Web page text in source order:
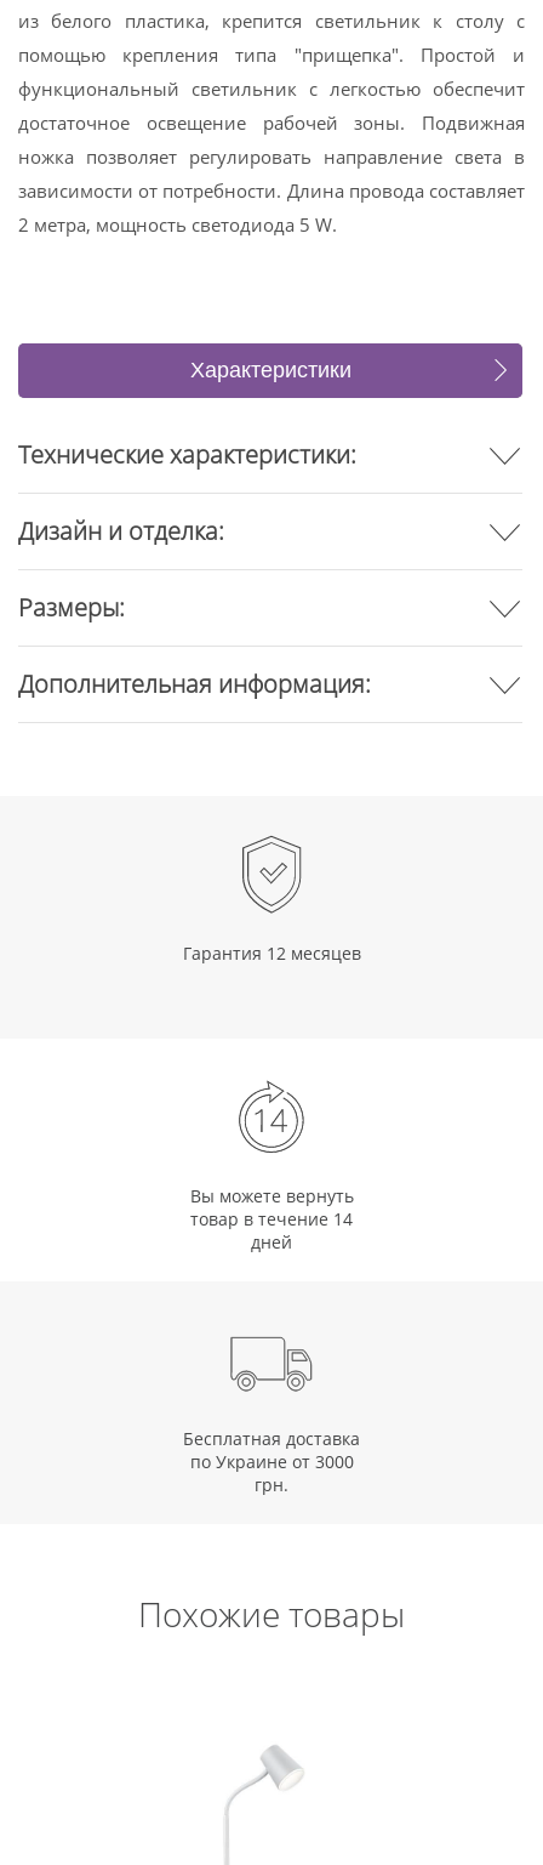
из белого пластика, крепится светильник к столу с
помощью крепления типа "прищепка". Простой и
функциональный светильник с легкостью обеспечит
достаточное освещение рабочей зоны. Подвижная
ножка позволяет регулировать направление света в
зависимости от потребности. Длина провода составляет
2 метра, мощность светодиода 5 W.
Характеристики
Отзывы
Технические характеристики:
Дизайн и отделка:
Размеры:
Дополнительная информация:
Гарантия 12 месяцев
Вы можете вернуть
товар в течение 14
дней
Бесплатная доставка
по Украине от 3000
грн.
Похожие товары